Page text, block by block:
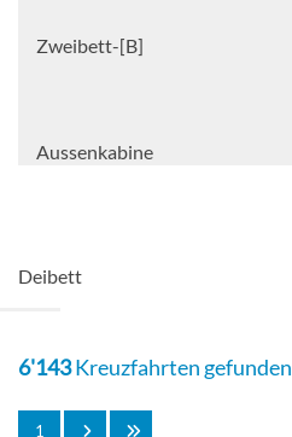
Zweibett-[B]
Aussenkabine
Zweibett-[C]
Aussenkabine
Deibett
6'143Kreuzfahrten gefunden
1